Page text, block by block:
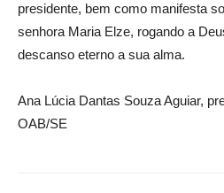
presidente, bem como manifesta
senhora Maria Elze, rogando a
descanso eterno a sua alma.
Ana Lúcia Dantas Souza Aguiar,
OAB/SE